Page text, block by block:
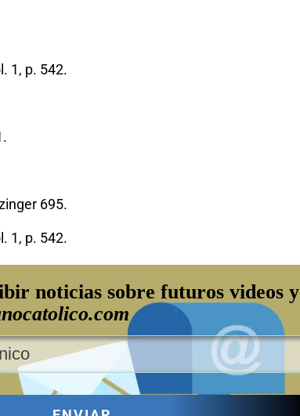
1, p. 542.
695.
1, p. 542.
noticias sobre futuros videos y